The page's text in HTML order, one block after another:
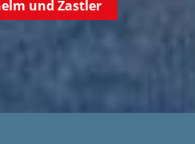
und Zastler